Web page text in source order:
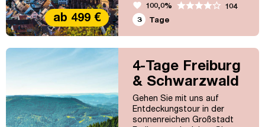
den Mummelsee. Ein Besuch
von Speyer rundet das
Wochenende perfekt ab.
ab 499 €
favorite 100,0%
104
3
Tage
4-Tage Freiburg
& Schwarzwald
Gehen Sie mit uns auf
Entdeckungstour in der
sonnenreichen Großstadt